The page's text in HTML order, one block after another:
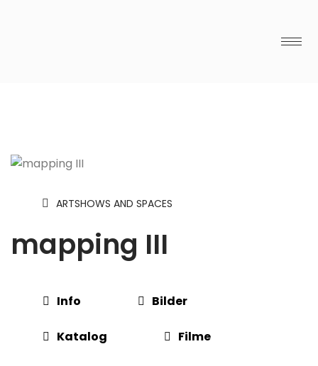
ARTSHOWS AND SPACES
mapping III
Info Bilder
Katalog Filme